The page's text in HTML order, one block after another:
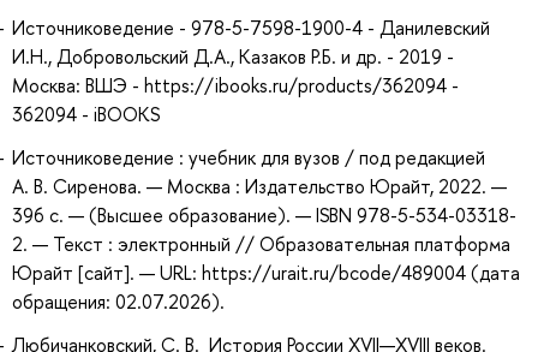
Источниковедение - 978-5-7598-1900-4 - Данилевский
И.Н., Добровольский Д.А., Казаков Р.Б. и др. - 2019 -
Москва: ВШЭ - https://ibooks.ru/products/362094 -
362094 - iBOOKS
Источниковедение : учебник для вузов / под редакцией
А. В. Сиренова. — Москва : Издательство Юрайт, 2022. —
396 с. — (Высшее образование). — ISBN 978-5-534-03318-
2. — Текст : электронный // Образовательная платформа
Юрайт [сайт]. — URL: https://urait.ru/bcode/489004 (дата
обращения: 02.07.2026).
Любичанковский, С. В. История России XVII—XVIII веков.